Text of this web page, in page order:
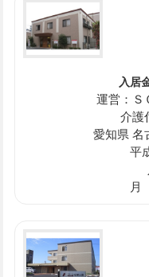
入居
運営：Ｓ
介護
愛知県 名
平
月